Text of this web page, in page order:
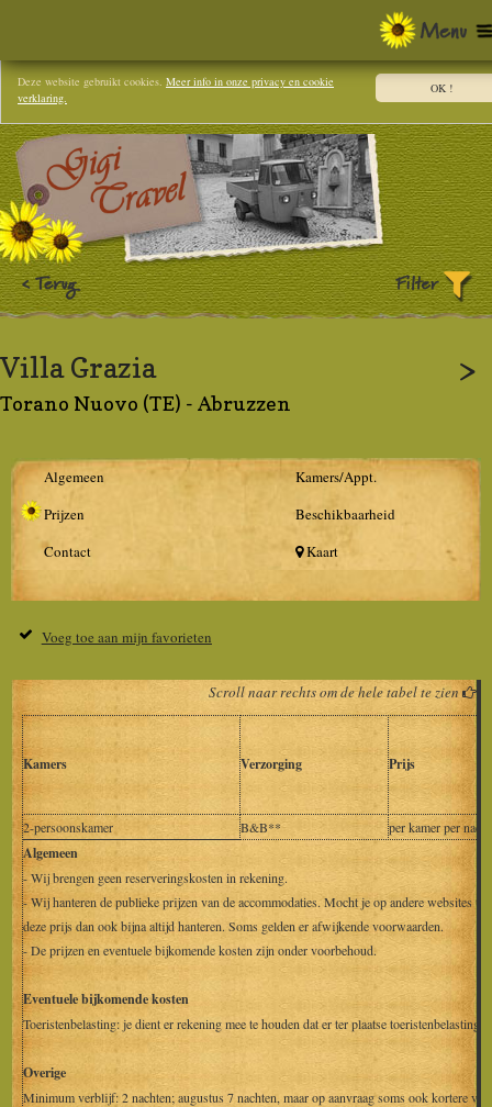
OK !
Deze website gebruikt cookies. Meer info in onze privacy en cookie
verklaring.
>
Villa Grazia
Torano Nuovo (TE) - Abruzzen
Algemeen
Kamers/Appt.
Prijzen
Beschikbaarheid
Contact
Kaart
Voeg toe aan mijn favorieten
Scroll naar rechts om de hele tabel te zien
Kamers Verzorging Prijs
2-persoonskamer B&B** per kamer per nacht
Algemeen
- Wij brengen geen reserveringskosten in rekening.
- Wij hanteren de publieke prijzen van de accommodaties. Mocht je op andere websites
deze prijs dan ook bijna altijd hanteren. Soms gelden er afwijkende voorwaarden.
- De prijzen en eventuele bijkomende kosten zijn onder voorbehoud.
Eventuele bijkomende kosten
Toeristenbelasting: je dient er rekening mee te houden dat er ter plaatse
Overige
Minimum verblijf: 2 nachten; augustus 7 nachten, maar op aanvraag soms ook kortere